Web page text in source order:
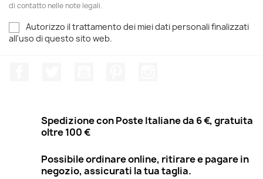
di contatto nelle note legali.
Autorizzo il trattamento dei miei dati personali finalizzati
all'uso di questo sito web.
Spedizione con Poste Italiane da 6 €, gratuita
oltre 100 €
Possibile ordinare online, ritirare e pagare in
negozio, assicurati la tua taglia.